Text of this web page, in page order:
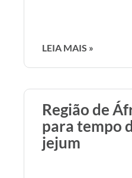
LEIA MAIS »
Região de
para tempo
jejum